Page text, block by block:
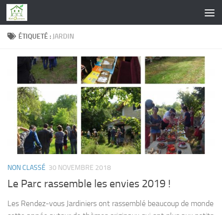
Skip to content
ÉTIQUETÉ : JARDIN
NON CLASSÉ 30 NOVEMBRE 2018
Le Parc rassemble les envies 2019 !
Les Rendez-vous Jardiniers ont rassemblé beaucoup de monde